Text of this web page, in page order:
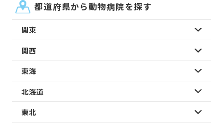
都道府県から動物病院を探す
関東
関西
東海
北海道
東北